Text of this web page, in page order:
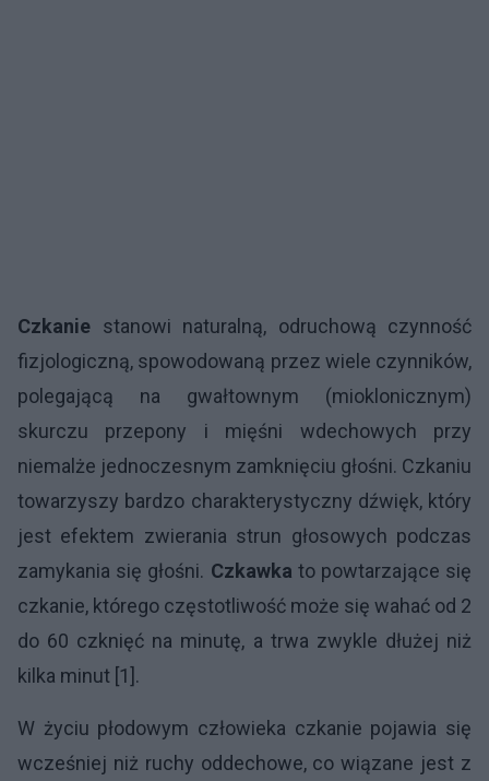
Czkanie stanowi naturalną, odruchową czynność
fizjologiczną, spowodowaną przez wiele czynników,
polegającą na gwałtownym (mioklonicznym)
skurczu przepony i mięśni wdechowych przy
niemalże jednoczesnym zamknięciu głośni. Czkaniu
towarzyszy bardzo charakterystyczny dźwięk, który
jest efektem zwierania strun głosowych podczas
zamykania się głośni. Czkawka to powtarzające się
czkanie, którego częstotliwość może się wahać od 2
do 60 czknięć na minutę, a trwa zwykle dłużej niż
kilka minut [1].
W życiu płodowym człowieka czkanie pojawia się
wcześniej niż ruchy oddechowe, co wiązane jest z